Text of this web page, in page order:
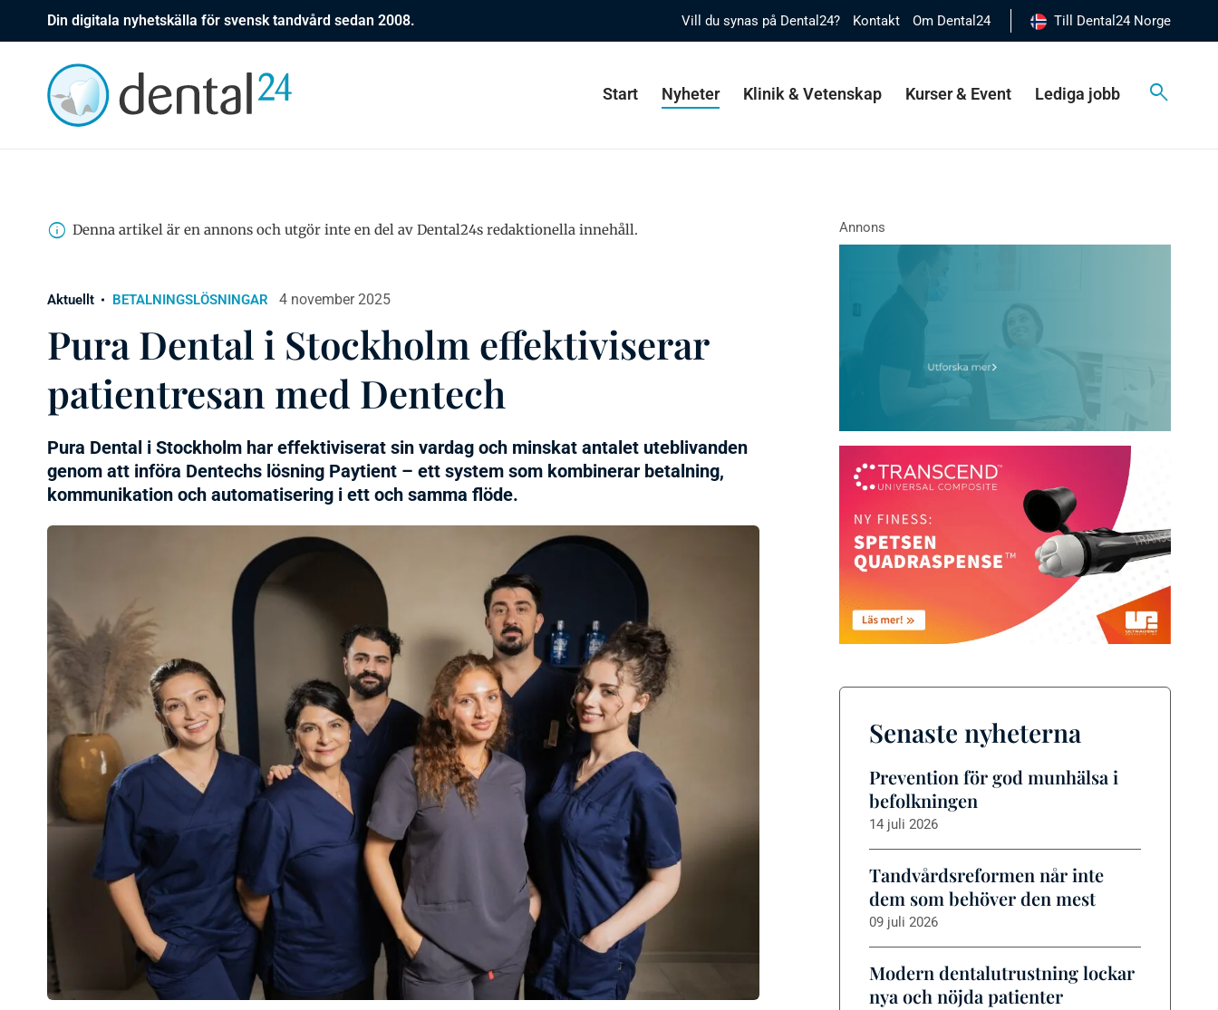
Din digitala nyhetskälla för svensk tandvård sedan 2008. Vill du synas på Dental24? Kontakt Om Dental24 Till Dental24 Norge
Start Nyheter Klinik & Vetenskap Kurser & Event Lediga jobb
Denna artikel är en annons och utgör inte en del av Dental24s redaktionella innehåll.
Aktuellt BETALNINGSLÖSNINGAR 4 november 2025
Pura Dental i Stockholm effektiviserar
patientresan med Dentech
Pura Dental i Stockholm har effektiviserat sin vardag och minskat antalet uteblivanden
genom att införa Dentechs lösning Paytient – ett system som kombinerar betalning,
kommunikation och automatisering i ett och samma flöde.
Senaste nyheterna
Prevention för god munhälsa i
befolkningen
14 juli 2026
Tandvårdsreformen når inte
dem som behöver den mest
09 juli 2026
Modern dentalutrustning lockar
nya och nöjda patienter